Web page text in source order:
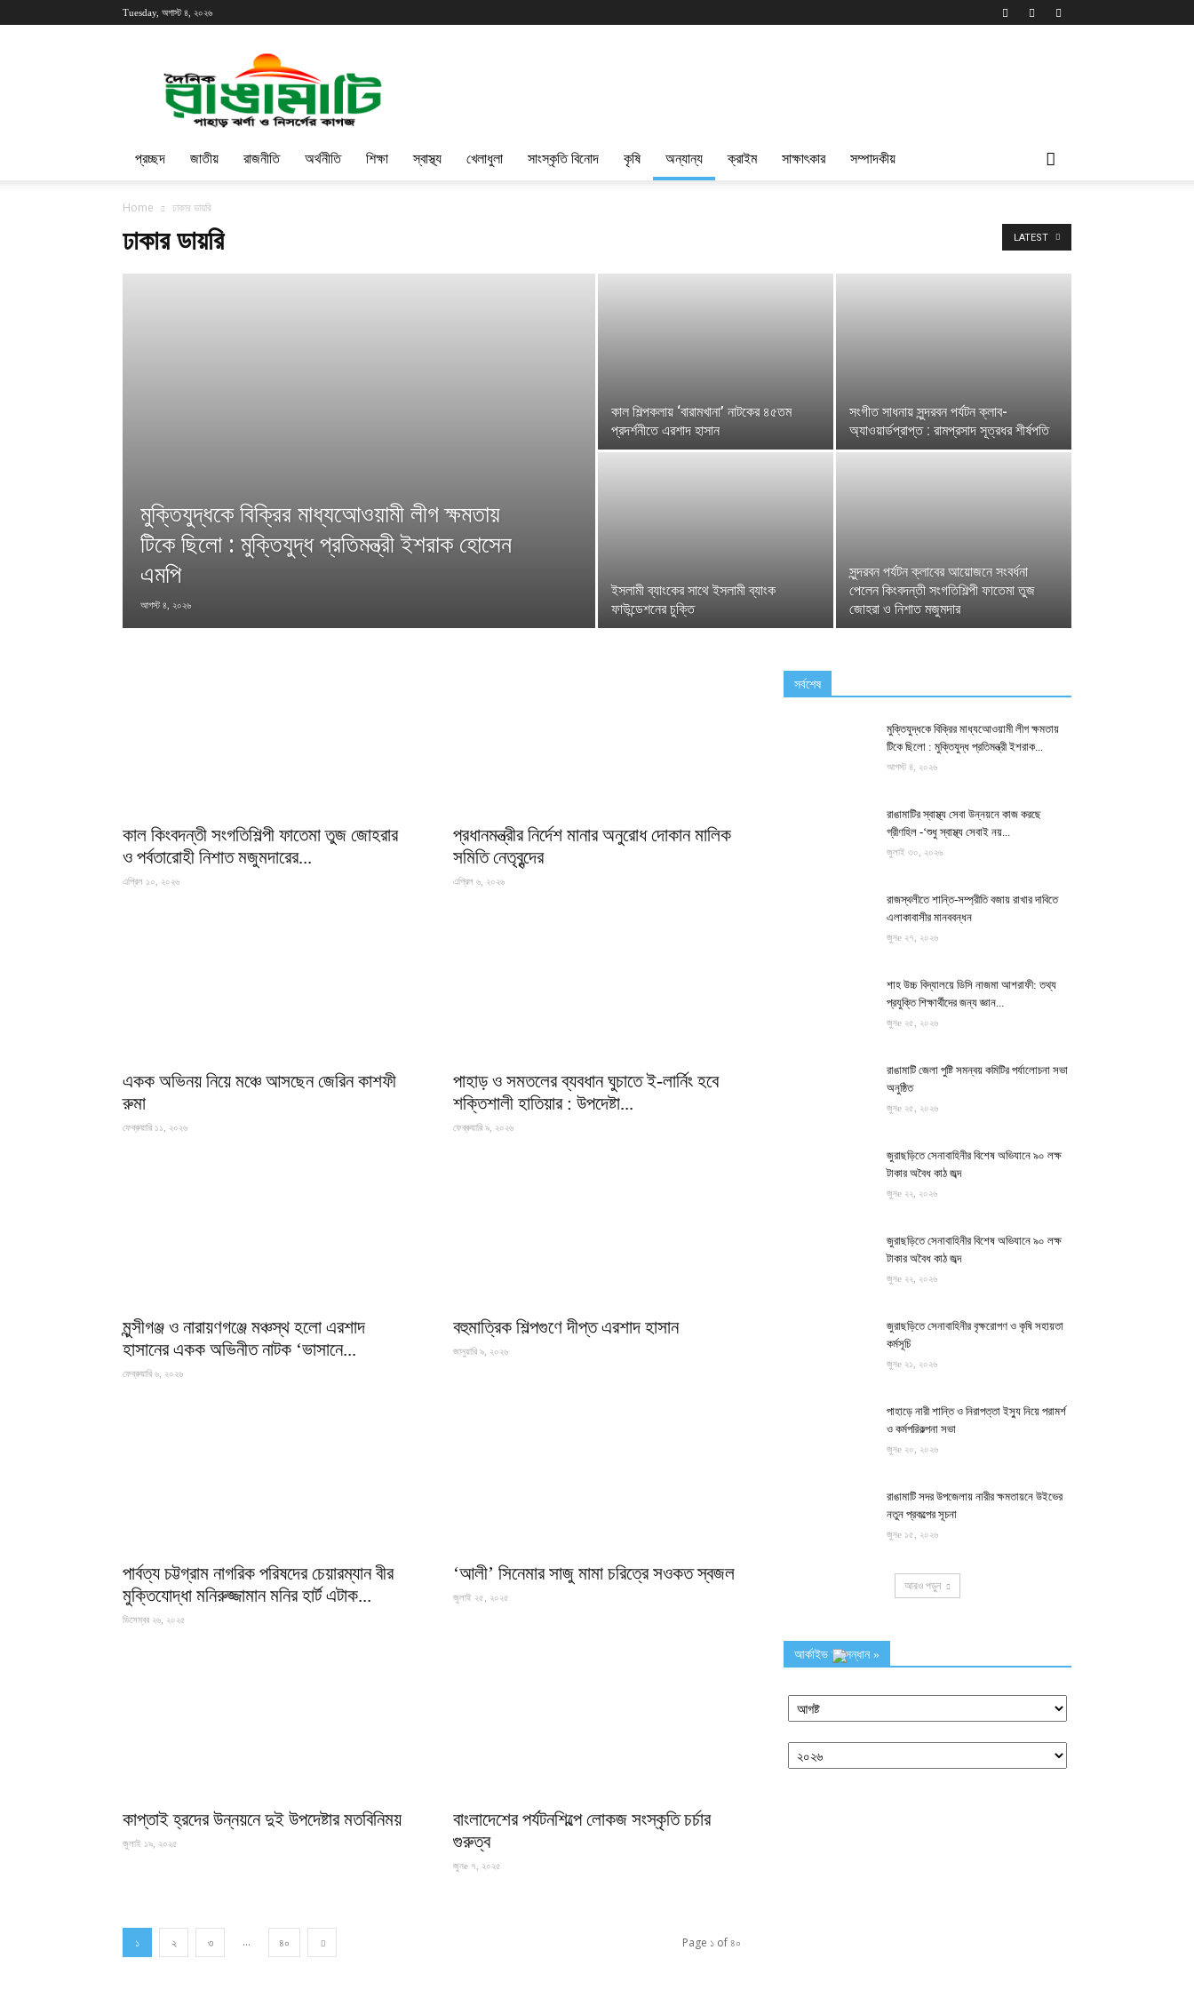
Tuesday, অগাস্ট ৪, ২০২৬
প্রচ্ছদ জাতীয় রাজনীতি অর্থনীতি শিক্ষা স্বাস্থ্য খেলাধুলা সাংস্কৃতি বিনোদ কৃষি অন্যান্য ক্রাইম সাক্ষাৎকার সম্পাদকীয়
Home ঢাকার ডায়রি
ঢাকার ডায়রি LATEST
মুক্তিযুদ্ধকে বিক্রির মাধ্যআেওয়ামী লীগ ক্ষমতায়
টিকে ছিলো : মুক্তিযুদ্ধ প্রতিমন্ত্রী ইশরাক হোসেন
এমপি
আগস্ট ৪, ২০২৬
কাল শিল্পকলায় ‘বারামখানা’ নাটকের ৪৫তম
প্রদর্শনীতে এরশাদ হাসান
সংগীত সাধনায় সুন্দরবন পর্যটন ক্লাব-
অ্যাওয়ার্ডপ্রাপ্ত : রামপ্রসাদ সূত্রধর শীর্ষপতি
ইসলামী ব্যাংকের সাথে ইসলামী ব্যাংক
ফাউন্ডেশনের চুক্তি
সুন্দরবন পর্যটন ক্লাবের আয়োজনে সংবর্ধনা
পেলেন কিংবদন্তী সংগতিশিল্পী ফাতেমা তুজ
জোহরা ও নিশাত মজুমদার
কাল কিংবদন্তী সংগতিশিল্পী ফাতেমা তুজ জোহরার
ও পর্বতারোহী নিশাত মজুমদারের...
এপ্রিল ১০, ২০২৬
প্রধানমন্ত্রীর নির্দেশ মানার অনুরোধ দোকান মালিক
সমিতি নেতৃবৃন্দের
এপ্রিল ৬, ২০২৬
একক অভিনয় নিয়ে মঞ্চে আসছেন জেরিন কাশফী
রুমা
ফেব্রুয়ারি ১১, ২০২৬
পাহাড় ও সমতলের ব্যবধান ঘুচাতে ই-লার্নিং হবে
শক্তিশালী হাতিয়ার : উপদেষ্টা...
ফেব্রুয়ারি ৯, ২০২৬
মুন্সীগঞ্জ ও নারায়ণগঞ্জে মঞ্চস্থ হলো এরশাদ
হাসানের একক অভিনীত নাটক ‘ভাসানে...
ফেব্রুয়ারি ৬, ২০২৬
বহুমাত্রিক শিল্পগুণে দীপ্ত এরশাদ হাসান
জানুয়ারি ৯, ২০২৬
পার্বত্য চট্টগ্রাম নাগরিক পরিষদের চেয়ারম্যান বীর
মুক্তিযোদ্ধা মনিরুজ্জামান মনির হার্ট এটাক...
ডিসেম্বর ২৬, ২০২৫
‘আলী’ সিনেমার সাজু মামা চরিত্রে সওকত স্বজল
জুলাই ২৫, ২০২৫
কাপ্তাই হ্রদের উন্নয়নে দুই উপদেষ্টার মতবিনিময়
জুলাই ১৯, ২০২৫
বাংলাদেশের পর্যটনশিল্পে লোকজ সংস্কৃতি চর্চার
গুরুত্ব
জুনe ৭, ২০২৫
১ ২ ৩ ... ৪০ Page ১ of ৪০
সর্বশেষ
মুক্তিযুদ্ধকে বিক্রির মাধ্যআেওয়ামী লীগ ক্ষমতায়
টিকে ছিলো : মুক্তিযুদ্ধ প্রতিমন্ত্রী ইশরাক...
আগস্ট ৪, ২০২৬
রাঙামাটির স্বাস্থ্য সেবা উন্নয়নে কাজ করছে
গ্রীণহিল -‘শুধু স্বাস্থ্য সেবাই নয়...
জুলাই ৩০, ২০২৬
রাজস্থলীতে শান্তি-সম্প্রীতি বজায় রাখার দাবিতে
এলাকাবাসীর মানববন্ধন
জুনe ২৭, ২০২৬
শাহ উচ্চ বিদ্যালয়ে ডিসি নাজমা আশরাফী: তথ্য
প্রযুক্তি শিক্ষার্থীদের জন্য জ্ঞান...
জুনe ২৫, ২০২৬
রাঙামাটি জেলা পুষ্টি সমন্বয় কমিটির পর্যালোচনা সভা
অনুষ্ঠিত
জুনe ২৫, ২০২৬
জুরাছড়িতে সেনাবাহিনীর বিশেষ অভিযানে ৯০ লক্ষ
টাকার অবৈধ কাঠ জব্দ
জুনe ২২, ২০২৬
জুরাছড়িতে সেনাবাহিনীর বিশেষ অভিযানে ৯০ লক্ষ
টাকার অবৈধ কাঠ জব্দ
জুনe ২২, ২০২৬
জুরাছড়িতে সেনাবাহিনীর বৃক্ষরোপণ ও কৃষি সহায়তা
কর্মসূচি
জুনe ২১, ২০২৬
পাহাড়ে নারী শান্তি ও নিরাপত্তা ইস্যু নিয়ে পরামর্শ
ও কর্মপরিকল্পনা সভা
জুনe ২০, ২০২৬
রাঙামাটি সদর উপজেলায় নারীর ক্ষমতায়নে উইভের
নতুন প্রকল্পের সূচনা
জুনe ১৫, ২০২৬
আরও পড়ুন
আর্কাইভ অনুসন্ধান »